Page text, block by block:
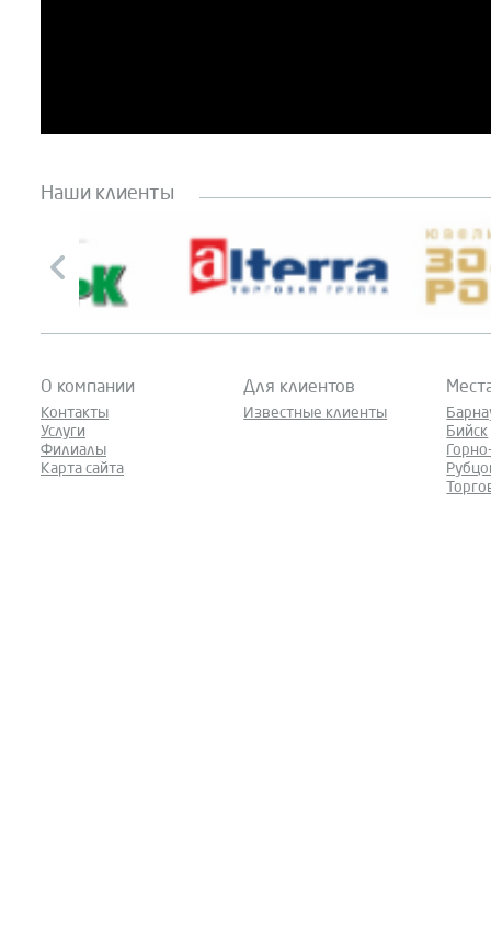
Наши клиенты
О компании
Контакты
Услуги
Филиалы
Карта сайта
Для клиентов
Известные клиенты
Бийск